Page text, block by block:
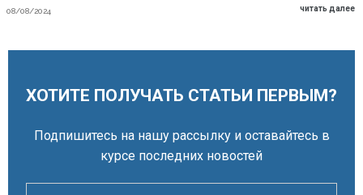
08/08/2024 читать далее
ХОТИТЕ ПОЛУЧАТЬ СТАТЬИ ПЕРВЫМ?
Подпишитесь на нашу рассылку и оставайтесь в
курсе последних новостей